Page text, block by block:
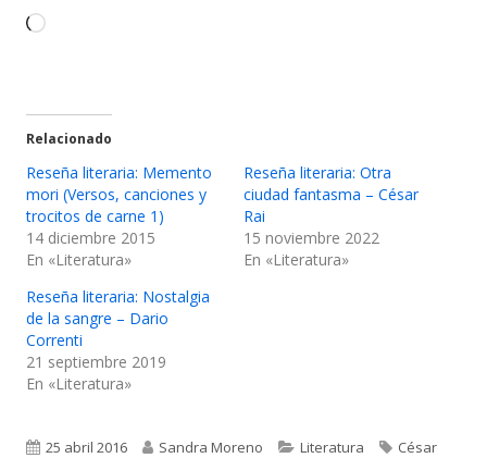
Cargando...
Relacionado
Reseña literaria: Memento
mori (Versos, canciones y
trocitos de carne 1)
14 diciembre 2015
En «Literatura»
Reseña literaria: Otra
ciudad fantasma – César
Rai
15 noviembre 2022
En «Literatura»
Reseña literaria: Nostalgia
de la sangre – Dario
Correnti
21 septiembre 2019
En «Literatura»
Publicado
25 abril 2016 Autor
Sandra Moreno Categorías
Literatura Etiquetas
César